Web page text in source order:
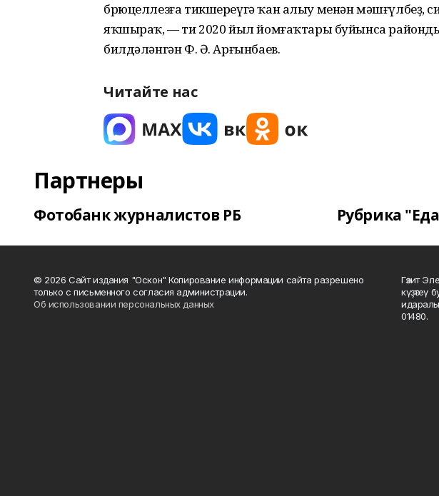
брюцеллезға тикшереүгә ҡан алыу менән мәшғүлбеҙ,
яҡшыраҡ, — ти 2020 йыл йомғаҡтары буйынса
билдәләнгән Ф. Ә. Арғынбаев.
Читайте нас
Партнеры
Фотобанк журналистов РБ Рубрика
© 2026 Сайт издания "Оскон" Копирование информации сайта разрешено
только с письменного согласия администрации.
Об использовании персональных данных
Гәзит
күҙәтеү
01480.